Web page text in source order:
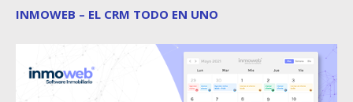
INMOWEB – EL CRM TODO EN UNO